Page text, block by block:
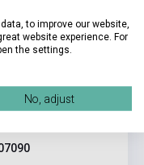
to improve our website,
website experience. For
the settings.
No, adjust